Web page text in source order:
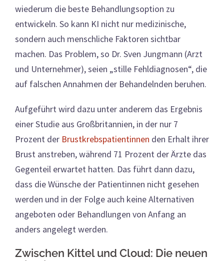
wiederum die beste Behandlungsoption zu
entwickeln. So kann KI nicht nur medizinische,
sondern auch menschliche Faktoren sichtbar
machen. Das Problem, so Dr. Sven Jungmann (Arzt
und Unternehmer), seien „stille Fehldiagnosen“, die
auf falschen Annahmen der Behandelnden beruhen.
Aufgeführt wird dazu unter anderem das Ergebnis
einer Studie aus Großbritannien, in der nur 7
Prozent der Brustkrebspatientinnen den Erhalt ihrer
Brust anstreben, während 71 Prozent der Ärzte das
Gegenteil erwartet hatten. Das führt dann dazu,
dass die Wünsche der Patientinnen nicht gesehen
werden und in der Folge auch keine Alternativen
angeboten oder Behandlungen von Anfang an
anders angelegt werden.
Zwischen Kittel und Cloud: Die neuen